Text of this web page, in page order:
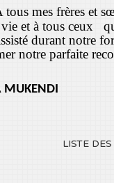
tous mes frères et
vie et à tous ceux
durant notre
notre parfaite
MUKENDI
LISTE